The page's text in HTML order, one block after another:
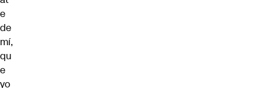
e
de
mí,
qu
e
yo